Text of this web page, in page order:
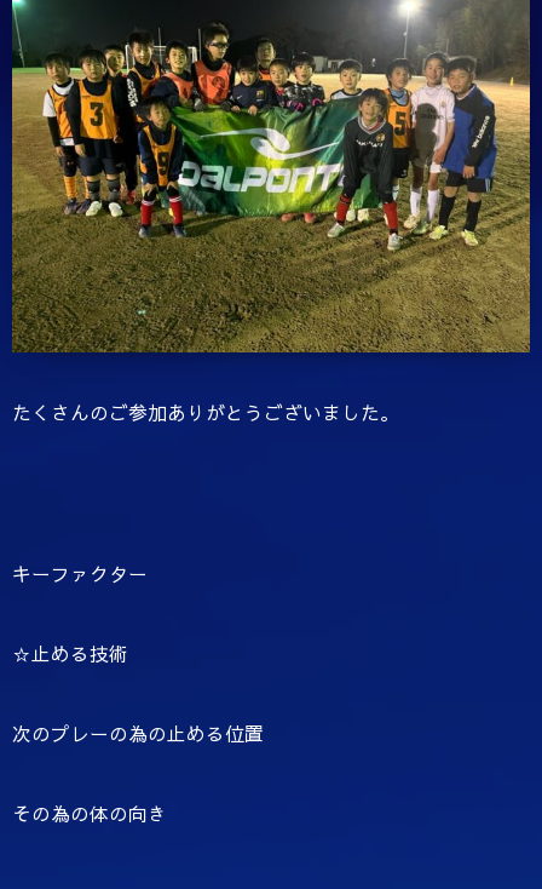
たくさんのご参加ありがとうございました。
キーファクター
☆止める技術
次のプレーの為の止める位置
その為の体の向き